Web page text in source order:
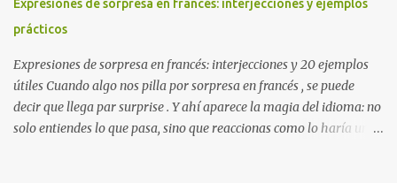
pueden leer en línea o descargar en EPUB, Kindle o PDF. Más de
60.000 libros gratuitos Clásicos de la literatura inglesa Sin registro
Expresiones de sorpresa en francés: interjecciones y ejemplos
prácticos
Expresiones de sorpresa en francés: interjecciones y 20 ejemplos
útiles Cuando algo nos pilla por sorpresa en francés , se puede
decir que llega par surprise . Y ahí aparece la magia del idioma: no
solo entiendes lo que pasa, sino que reaccionas como lo haría un